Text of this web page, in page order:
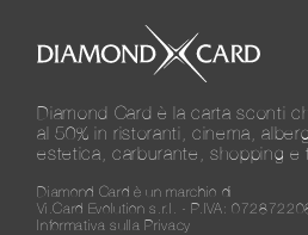
Diamond Card è la carta sconti
al 50% in ristoranti, cinema,
estetica, carburante, shopping e
Diamond Card è un marchio di
Vi.Card Evolution s.r.l. - P.IVA:
Informativa sulla Privacy